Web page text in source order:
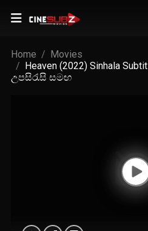
Home
Movies
Heaven (2022) Sinhala
උපසිරැසි සමඟ